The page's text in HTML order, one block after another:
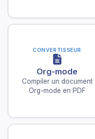
CONVERTISSEUR
Org-mode
Compiler un document
Org-mode en PDF